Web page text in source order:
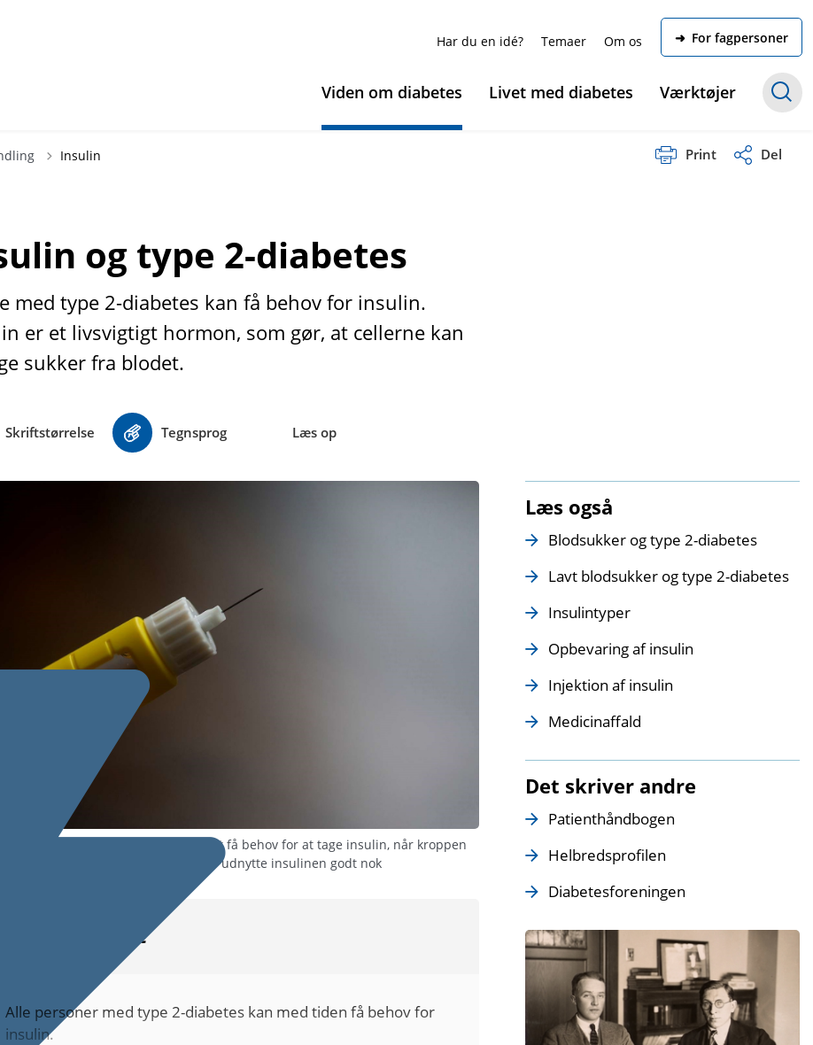
Har du en idé? Temaer Om os ➜ For fagpersoner
Viden om diabetes Livet med diabetes Værktøjer
til Insulin Print Del
og type 2-diabetes
med type 2-diabetes kan få behov for insulin.
er et livsvigtigt hormon, som gør, at cellerne kan
sukker fra blodet.
Skriftstørrelse Tegnsprog Læs op
type 2-diabetes kan på et tidspunkt få behov for at tage insulin, når kroppen
er i stand til at producere eller udnytte insulinen godt nok
Kort fortalt
Alle personer med type 2-diabetes kan med tiden få behov for
insulin.
Læs også
Blodsukker og type 2-diabetes
Lavt blodsukker og type 2-diabetes
Insulintyper
Opbevaring af insulin
Injektion af insulin
Medicinaffald
Det skriver andre
Patienthåndbogen
Helbredsprofilen
Diabetesforeningen